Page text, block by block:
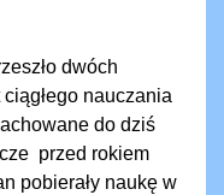
dwóch
nauczania
do dziś
przed rokiem
pobierały naukę w